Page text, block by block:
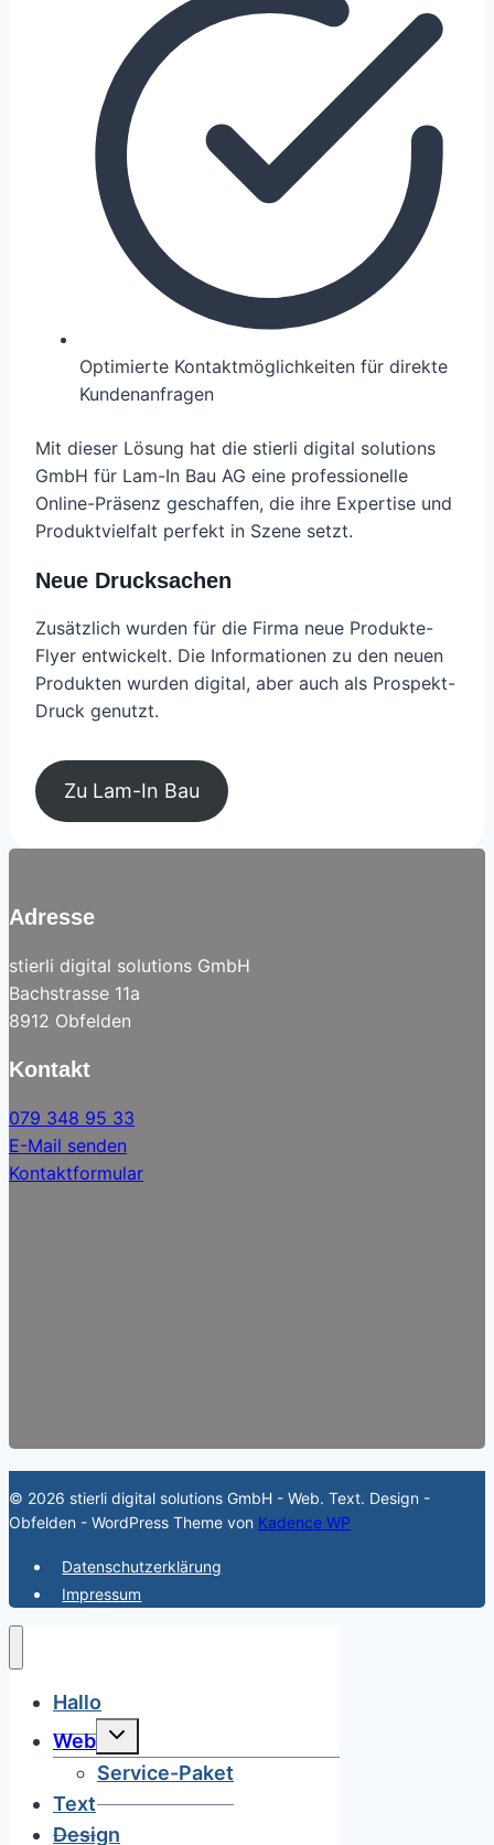
Optimierte Kontaktmöglichkeiten für direkte
Kundenanfragen
Mit dieser Lösung hat die stierli digital solutions
GmbH für Lam-In Bau AG eine professionelle
Online-Präsenz geschaffen, die ihre Expertise und
Produktvielfalt perfekt in Szene setzt.
Neue Drucksachen
Zusätzlich wurden für die Firma neue Produkte-
Flyer entwickelt. Die Informationen zu den neuen
Produkten wurden digital, aber auch als Prospekt-
Druck genutzt.
Zu Lam-In Bau
Adresse
stierli digital solutions GmbH
Bachstrasse 11a
8912 Obfelden
Kontakt
079 348 95 33
E-Mail senden
Kontaktformular
© 2026 stierli digital solutions GmbH - Web. Text. Design -
Obfelden - WordPress Theme von Kadence WP
Datenschutzerklärung
Impressum
Hallo
Web
Untermenü
Service-Paket
Text
Design